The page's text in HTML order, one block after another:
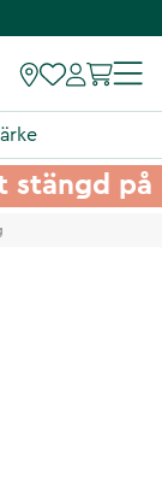
stängd